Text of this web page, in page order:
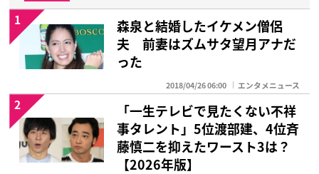
森泉と結婚したイケメン僧侶
夫 前妻はズムサタ望月アナだ
った
2018/04/26 06:00 エンタメニュース
1
「一生テレビで見たくない不祥
事タレント」5位渡部建、4位斉
藤慎二を抑えたワースト3は？
【2026年版】
2